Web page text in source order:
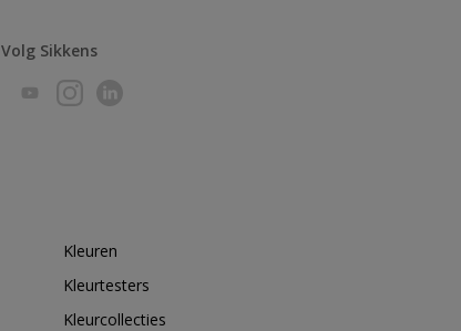
Volg Sikkens
Kleuren
Kleurtesters
Kleurcollecties